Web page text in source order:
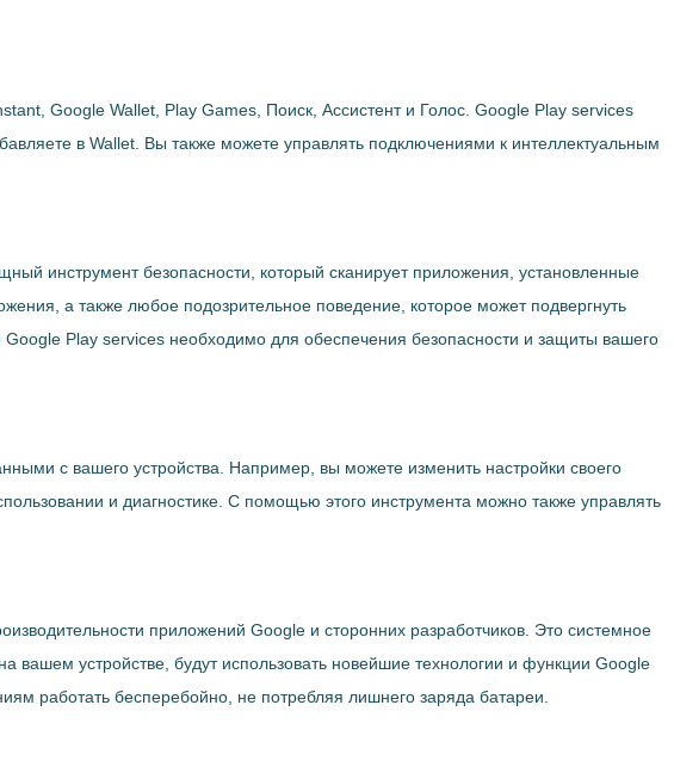
Google Wallet, Play Games, Поиск, Ассистент и Голос. Google Play services
в Wallet. Вы также можете управлять подключениями к интеллектуальным
инструмент безопасности, который сканирует приложения, установленные
а также любое подозрительное поведение, которое может подвергнуть
Play services необходимо для обеспечения безопасности и защиты вашего
с вашего устройства. Например, вы можете изменить настройки своего
и диагностике. С помощью этого инструмента можно также управлять
приложений Google и сторонних разработчиков. Это системное
вашем устройстве, будут использовать новейшие технологии и функции Google
работать бесперебойно, не потребляя лишнего заряда батареи.